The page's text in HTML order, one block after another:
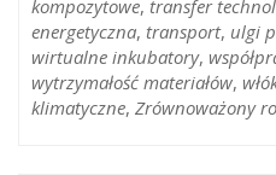
kompozytowe, transfer
energetyczna, transport, ulgi
wirtualne inkubatory,
wytrzymałość materiałów,
klimatyczne, Zrównoważony